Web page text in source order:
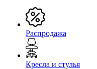
Распродажа
Кресла и стулья